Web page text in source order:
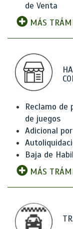
de Venta
MÁS
Reclamo de
de juegos
Adicional
Baja de
MÁS